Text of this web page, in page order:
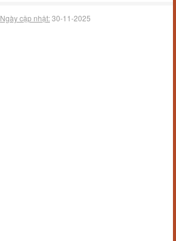
Ngày cập nhật:30-11-2025